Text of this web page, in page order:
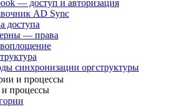
— доступ и авторизация
AD Sync
доступа
— права
синхронизации оргструктуры
и процессы
процессы